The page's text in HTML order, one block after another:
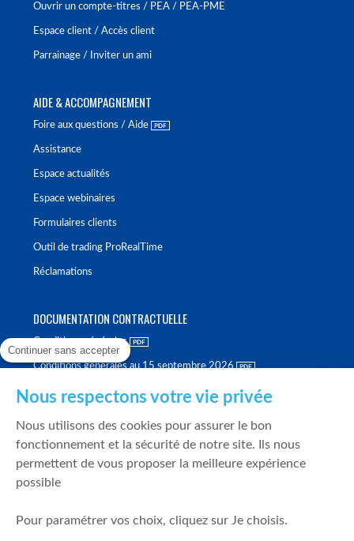
Ouvrir un compte-titres / PEA / PEA-PME
Espace client / Accès client
Parrainage / Inviter un ami
AIDE & ACCOMPAGNEMENT
Foire aux questions / Aide
Assistance
Espace actualités
Espace webinaires
Formulaires clients
Outil de trading ProRealTime
Réclamations
DOCUMENTATION CONTRACTUELLE
Conditions générales
Conditions générales au 15 septembre 2026
Politique de meilleure sélection
Politique de durabilité
Fonds de garantie des dépôts et de résolution
Continuer sans accepter
Nous respectons votre vie privée
Nous utilisons des cookies pour assurer le bon
fonctionnement et la sécurité de notre site. Ils nous
permettent de vous proposer la meilleure expérience
possible
Pour paramétrer vos choix, cliquez sur Je choisis.